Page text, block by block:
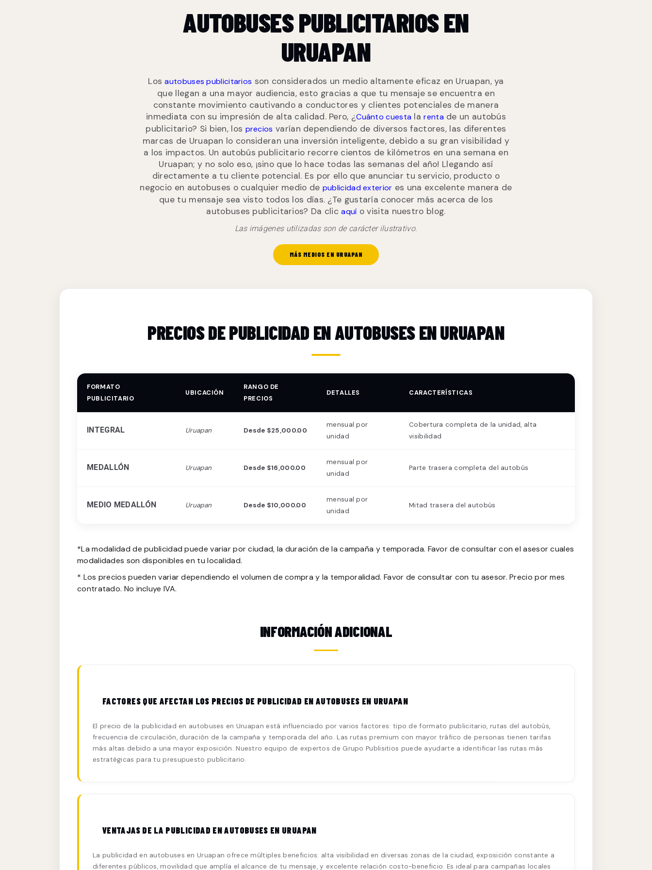
AUTOBUSES PUBLICITARIOS EN
URUAPAN
Losautobuses publicitarios son considerados un medio altamente eficaz en Uruapan, ya
que llegan a una mayor audiencia, esto gracias a que tu mensaje se encuentra en
constante movimiento cautivando a conductores y clientes potenciales de manera
inmediata con su impresión de alta calidad. Pero, ¿Cuánto cuesta larenta de un autobús
publicitario? Si bien, los precios varían dependiendo de diversos factores, las diferentes
marcas de Uruapan lo consideran una inversión inteligente, debido a su gran visibilidad y
a los impactos. Un autobús publicitario recorre cientos de kilómetros en una semana en
Uruapan; y no solo eso, ¡sino que lo hace todas las semanas del año! Llegando así
directamente a tu cliente potencial. Es por ello que anunciar tu servicio, producto o
negocio en autobuses o cualquier medio de publicidad exterior es una excelente manera de
que tu mensaje sea visto todos los días. ¿Te gustaría conocer más acerca de los
autobuses publicitarios? Da clicaquí o visita nuestro blog.
Las imágenes utilizadas son de carácter ilustrativo.
MÁS MEDIOS EN URUAPAN
PRECIOS DE PUBLICIDAD EN AUTOBUSES EN URUAPAN
FORMATO
PUBLICITARIO
UBICACIÓN
RANGO DE
PRECIOS
DETALLES CARACTERÍSTICAS
INTEGRAL Uruapan Desde $25,000.00
mensual por
unidad
Cobertura completa de la unidad, alta
visibilidad
MEDALLÓN Uruapan Desde $16,000.00
mensual por
unidad
Parte trasera completa del autobús
MEDIO MEDALLÓN Uruapan Desde $10,000.00
mensual por
unidad
Mitad trasera del autobús
*La modalidad de publicidad puede variar por ciudad, la duración de la campaña y temporada. Favor de consultar con el asesor cuales
modalidades son disponibles en tu localidad.
* Los precios pueden variar dependiendo el volumen de compra y la temporalidad. Favor de consultar con tu asesor. Precio por mes
contratado. No incluye IVA.
INFORMACIÓN ADICIONAL
FACTORES QUE AFECTAN LOS PRECIOS DE PUBLICIDAD EN AUTOBUSES EN URUAPAN
El precio de la publicidad en autobuses en Uruapan está influenciado por varios factores: tipo de formato publicitario, rutas del autobús,
frecuencia de circulación, duración de la campaña y temporada del año. Las rutas premium con mayor tráfico de personas tienen tarifas
más altas debido a una mayor exposición. Nuestro equipo de expertos de Grupo Publisitios puede ayudarte a identificar las rutas más
estratégicas para tu presupuesto publicitario.
VENTAJAS DE LA PUBLICIDAD EN AUTOBUSES EN URUAPAN
La publicidad en autobuses en Uruapan ofrece múltiples beneficios: alta visibilidad en diversas zonas de la ciudad, exposición constante a
diferentes públicos, movilidad que amplía el alcance de tu mensaje, y excelente relación costo-beneficio. Es ideal para campañas locales